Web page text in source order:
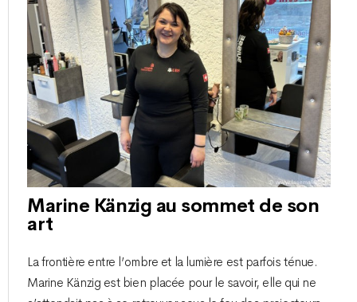
Marine Känzig au sommet de son
art
La frontière entre l’ombre et la lumière est parfois ténue.
Marine Känzig est bien placée pour le savoir, elle qui ne